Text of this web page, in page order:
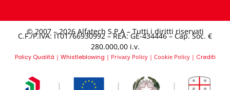
© 2007 – 2026 Alfatech S.P.A – Tutti i diritti riservati
C.F./P.IVA: IT01766930992 – REA: GE-434446 – Cap. Soc. €
280.000,00 i.v.​
Policy Qualità | Whistleblowing | Privacy Policy| Cookie Policy| Crediti